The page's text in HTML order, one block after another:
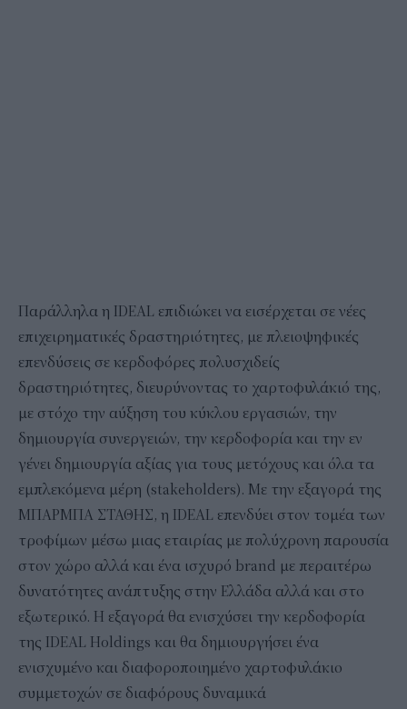
Παράλληλα η IDEAL επιδιώκει να εισέρχεται σε νέες
επιχειρηματικές δραστηριότητες, με πλειοψηφικές
επενδύσεις σε κερδοφόρες πολυσχιδείς
δραστηριότητες, διευρύνοντας το χαρτοφυλάκιό της,
με στόχο την αύξηση του κύκλου εργασιών, την
δημιουργία συνεργειών, την κερδοφορία και την εν
γένει δημιουργία αξίας για τους μετόχους και όλα τα
εμπλεκόμενα μέρη (stakeholders). Με την εξαγορά της
ΜΠΑΡΜΠΑ ΣΤΑΘΗΣ, η IDEAL επενδύει στον τομέα των
τροφίμων μέσω μιας εταιρίας με πολύχρονη παρουσία
στον χώρο αλλά και ένα ισχυρό brand με περαιτέρω
δυνατότητες ανάπτυξης στην Ελλάδα αλλά και στο
εξωτερικό. Η εξαγορά θα ενισχύσει την κερδοφορία
της IDEAL Holdings και θα δημιουργήσει ένα
ενισχυμένο και διαφοροποιημένο χαρτοφυλάκιο
συμμετοχών σε διαφόρους δυναμικά